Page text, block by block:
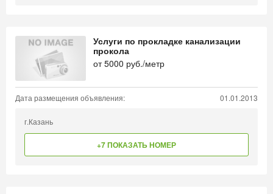
Услуги по прокладке канализации
прокола
от5000 руб./метр
Дата размещения объявления: 01.01.2013
г.Казань
+7 ПОКАЗАТЬ НОМЕР